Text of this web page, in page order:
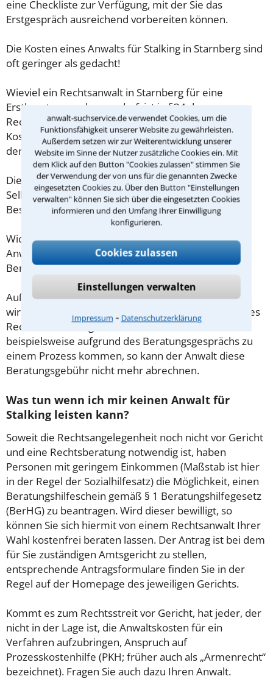
anwalt-suchservice.de verwendet Cookies, um die
Funktionsfähigkeit unserer Website zu gewährleisten.
Außerdem setzen wir zur Weiterentwicklung unserer
Website im Sinne der Nutzer zusätzliche Cookies ein. Mit
dem Klick auf den Button "Cookies zulassen" stimmen Sie
der Verwendung der von uns für die genannten Zwecke
eingesetzten Cookies zu. Über den Button "Einstellungen
verwalten" können Sie sich über die eingesetzten Cookies
informieren und den Umfang Ihrer Einwilligung
konfigurieren.
Cookies zulassen
Einstellungen verwalten
Impressum ⁃ Datenschutzerklärung
eine Checkliste zur Verfügung, mit der Sie das
Erstgespräch ausreichend vorbereiten können.
Die Kosten eines Anwalts für Stalking in Starnberg sind
oft geringer als gedacht!
Wieviel ein Rechtsanwalt in Starnberg für eine
Erstberatung verlangen darf, ist in §34 des
Rechtsanwaltsvergütungsgesetz (RVG) geregelt. Die
Kosten für das erste Beratungsgespräch betragen
demnach maximal 190,00 € zzgl. MwSt.
Diese Regelung gilt jedoch nur für Verbraucher. Für
Selbstständige oder Freiberufler gilt diese
Beschränkung nicht.
Wichtig daher: Klären Sie die Kostenfrage mit Ihrem
Anwalt aus Starnberg schon zu Beginn der ersten
Beratung.
Außerdem gut zu wissen: Gemäß § 34 Absatz 2 RVG
wird die Beratungsgebühr auf weitere Tätigkeiten des
Rechtsanwalts angerechnet. Sollte es also
beispielsweise aufgrund des Beratungsgesprächs zu
einem Prozess kommen, so kann der Anwalt diese
Beratungsgebühr nicht mehr abrechnen.
Was tun wenn ich mir keinen Anwalt für
Stalking leisten kann?
Soweit die Rechtsangelegenheit noch nicht vor Gericht
und eine Rechtsberatung notwendig ist, haben
Personen mit geringem Einkommen (Maßstab ist hier
in der Regel der Sozialhilfesatz) die Möglichkeit, einen
Beratungshilfeschein gemäß § 1 Beratungshilfegesetz
(BerHG) zu beantragen. Wird dieser bewilligt, so
können Sie sich hiermit von einem Rechtsanwalt Ihrer
Wahl kostenfrei beraten lassen. Der Antrag ist bei dem
für Sie zuständigen Amtsgericht zu stellen,
entsprechende Antragsformulare finden Sie in der
Regel auf der Homepage des jeweiligen Gerichts.
Kommt es zum Rechtsstreit vor Gericht, hat jeder, der
nicht in der Lage ist, die Anwaltskosten für ein
Verfahren aufzubringen, Anspruch auf
Prozesskostenhilfe (PKH; früher auch als „Armenrecht“
bezeichnet). Fragen Sie auch dazu Ihren Anwalt.